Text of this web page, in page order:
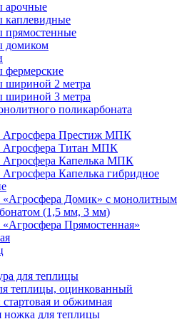
арочные
каплевидные
прямостенные
домиком
фермерские
шириной 2 метра
шириной 3 метра
поликарбоната
Агросфера Престиж МПК
Агросфера Титан МПК
Агросфера Капелька МПК
Капелька гибридное
«Агросфера Домик» с монолитным
(1,5 мм, 3 мм)
Прямостенная»
для теплицы
теплицы, оцинкованный
и обжимная
ножка для теплицы